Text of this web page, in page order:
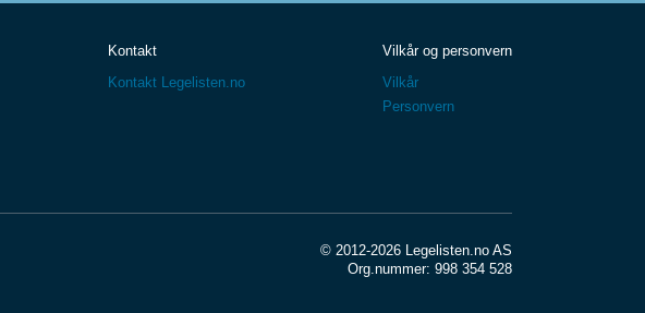
Kontakt
Kontakt Legelisten.no
Vilkår og personvern
Vilkår
Personvern
© 2012-2026 Legelisten.no AS
Org.nummer: 998 354 528